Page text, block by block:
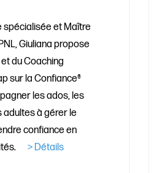
spécialisée et Maître
Giuliana propose
du Coaching
sur la Confiance®
les ados, les
adultes à gérer le
confiance en
> Détails